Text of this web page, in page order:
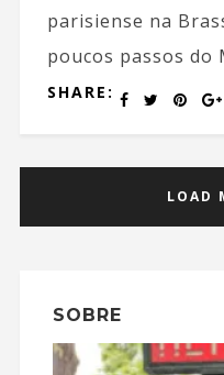
parisiense na
poucos passos do
SHARE:
LOAD
SOBRE